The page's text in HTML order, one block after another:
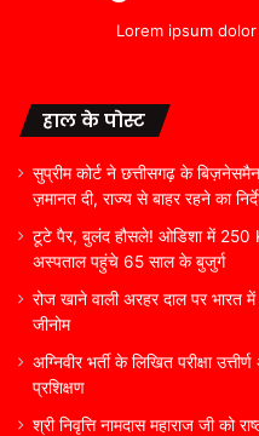
Lorem ipsum
हाल के पोस्ट
सुप्रीम कोर्ट ने छत्तीसगढ़ के
ज़मानत दी, राज्य से बाहर रहने का
टूटे पैर, बुलंद हौसले! ओडिशा में 250
अस्पताल पहुंचे 65 साल के बुजुर्ग
रोज खाने वाली अरहर दाल पर भारत
जीनोम
अग्निवीर भर्ती के लिखित परीक्षा
प्रशिक्षण
श्री निवृत्ति नामदास महाराज जी को